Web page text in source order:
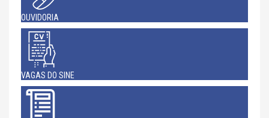
OUVIDORIA
VAGAS DO SINE